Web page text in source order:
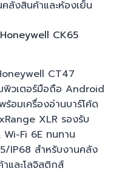
Honeywell CK65